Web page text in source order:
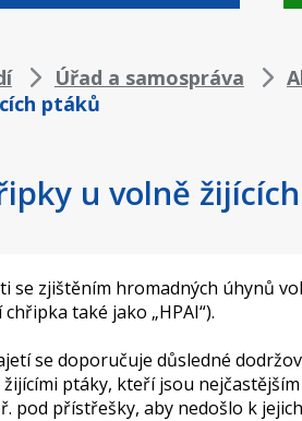
Úřad a samospráva
ptáků
u volně
zjištěním hromadných úhynů
také jako „HPAI“).
se doporučuje důsledné
ptáky, kteří jsou
přístřešky, aby nedošlo k